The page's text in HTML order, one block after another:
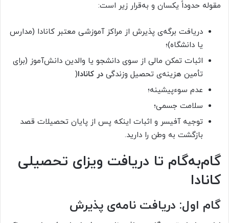
مقوله حدوداً یکسان و به‌قرار زیر است:
دریافت برگه‌ی پذیرش از مراکز آموزشی معتبر کانادا (مدارس
یا دانشگاه)؛
اثبات تمکن مالی از سوی دانشجو یا والدین دانش‌آموز (برای
تأمین هزینه‌ی تحصیل وزندگی در کانادا(
عدم سوءپیشینه؛
سلامت جسمی؛
توجیه آفیسر و اثبات اینکه پس از پایان تحصیلات قصد
بازگشت به وطن را دارید.
گام‌به‌گام تا دریافت ویزای تحصیلی
کانادا
گام اول: دریافت نامه‌ی پذیرش